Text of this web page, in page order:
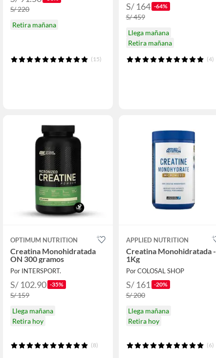
S/ 220
Retira mañana
(15)
S/ 164 -64%
S/ 459
Llega mañana
Retira mañana
(4)
OPTIMUM NUTRITION
Creatina Monohidratada
ON 300 gramos
Por INTERSPORT.
S/ 102.90 -35%
S/ 159
Llega mañana
Retira hoy
(8)
APPLIED NUTRITION
Creatina Monohidratada -
1Kg
Por COLOSAL SHOP
S/ 161 -20%
S/ 200
Llega mañana
Retira hoy
(6)